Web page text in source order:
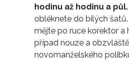
hodinu až hodinu a půl.
obléknete do bílých
mějte po ruce korektor a
případ nouze a
novomanželského